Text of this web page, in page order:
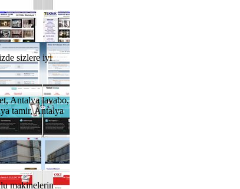
sizlere iyi
Antalya lavabo,
tamir, Antalya
makinelerin